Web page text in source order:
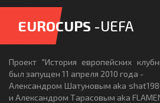
EUROCUPS -UEFA
Проект "История европейских
был запущен 11 апреля 2010 года -
Александром Шатуновым aka
и Александром Тарасовым aka